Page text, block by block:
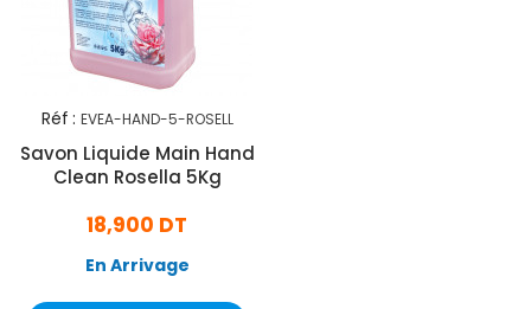
Réf : EVEA-HAND-5-ROSELL
Savon Liquide Main Hand
Clean Rosella 5Kg
18,900 DT
En Arrivage